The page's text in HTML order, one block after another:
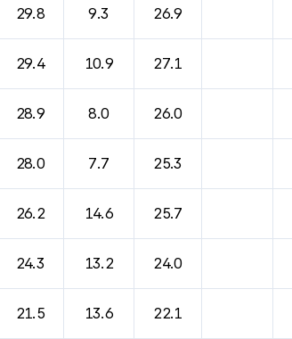
29.8 9.3 26.9
29.4 10.9 27.1
28.9 8.0 26.0
28.0 7.7 25.3
26.2 14.6 25.7
24.3 13.2 24.0
21.5 13.6 22.1